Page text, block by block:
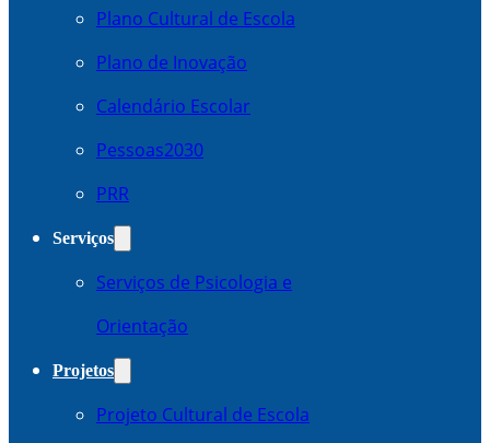
Plano Cultural de Escola
Plano de Inovação
Calendário Escolar
Pessoas2030
PRR
Serviços
Serviços de Psicologia e
Orientação
Projetos
Projeto Cultural de Escola